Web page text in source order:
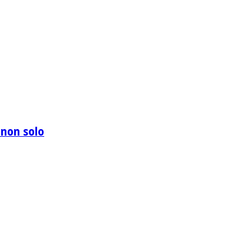
solo